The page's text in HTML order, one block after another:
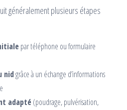
généralement plusieurs étapes
par téléphone ou formulaire
nidgrâce à un échange d’informations
adapté (poudrage, pulvérisation,